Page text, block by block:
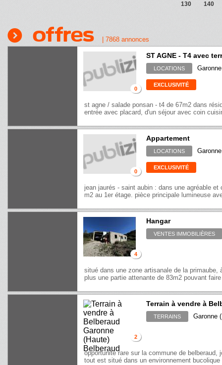
130 140
Offres 7868 annonces
0
ST AGNE - T4 avec
LOCATIONS
EXCLUSIVITÉ
st agne / salade ponsan - t4 de 67m2 dans
entrée avec placard, d'un séjour avec coin
0
Appartement
LOCATIONS
EXCLUSIVITÉ
jean jaurés - saint aubin : dans une agréable
m2 au 1er étage. pièce principale lumineuse
4
Hangar
VENTES IMMOBILIÈRES
situé dans une zone artisanale de la
plus une partie attenante de 83m2 pouvant
2
Terrain à vendre à
TERRAINS Garonne
opportunité rare sur la commune de
tout est situé dans un environnement